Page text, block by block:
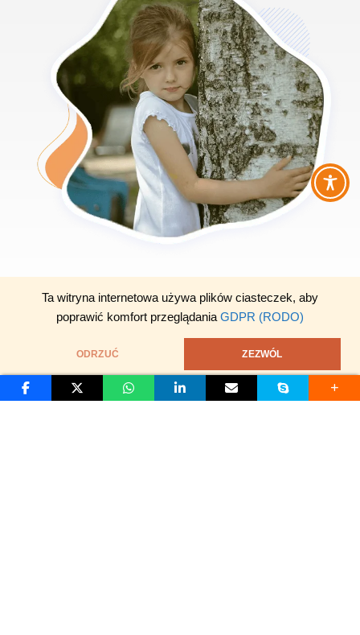
Ta witryna internetowa używa plików ciasteczek, aby
poprawić komfort przeglądania GDPR (RODO)
ODRZUĆ ZEZWÓL